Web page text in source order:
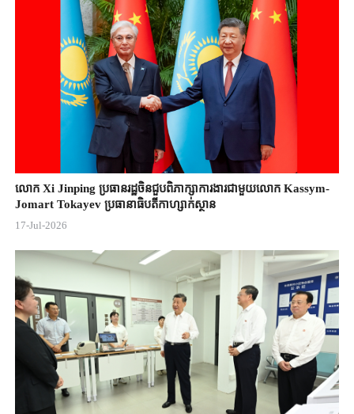
លោក Xi Jinping ប្រធានរដ្ឋចិន​ជួបពិភាក្សា​ការងារជាមួយ​លោក Kassym-
Jomart ​Tokayev ​ប្រធានាធិបតី​កាហ្សាក់ស្ថាន​
17-Jul-2026